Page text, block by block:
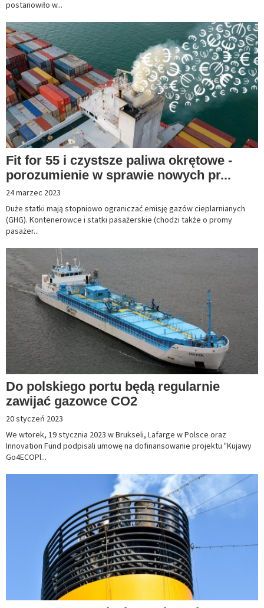
postanowiło w...
Fit for 55 i czystsze paliwa okrętowe -
porozumienie w sprawie nowych pr...
24 marzec 2023
Duże statki mają stopniowo ograniczać emisję gazów cieplarnianych
(GHG). Kontenerowce i statki pasażerskie (chodzi także o promy
pasażer...
Do polskiego portu będą regularnie
zawijać gazowce CO2
20 styczeń 2023
We wtorek, 19 stycznia 2023 w Brukseli, Lafarge w Polsce oraz
Innovation Fund podpisali umowę na dofinansowanie projektu "Kujawy
Go4ECOPl...